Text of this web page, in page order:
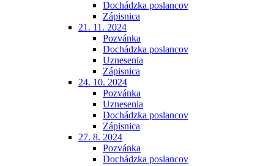
Dochádzka poslancov
Zápisnica
21. 11. 2024
Pozvánka
Dochádzka poslancov
Uznesenia
Zápisnica
24. 10. 2024
Pozvánka
Uznesenia
Dochádzka poslancov
Zápisnica
27. 8. 2024
Pozvánka
Dochádzka poslancov